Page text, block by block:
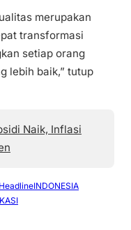
merupakan
transformasi
setiap orang
lebih baik,” tutup
Naik, Inflasi
HeadlineINDONESIA